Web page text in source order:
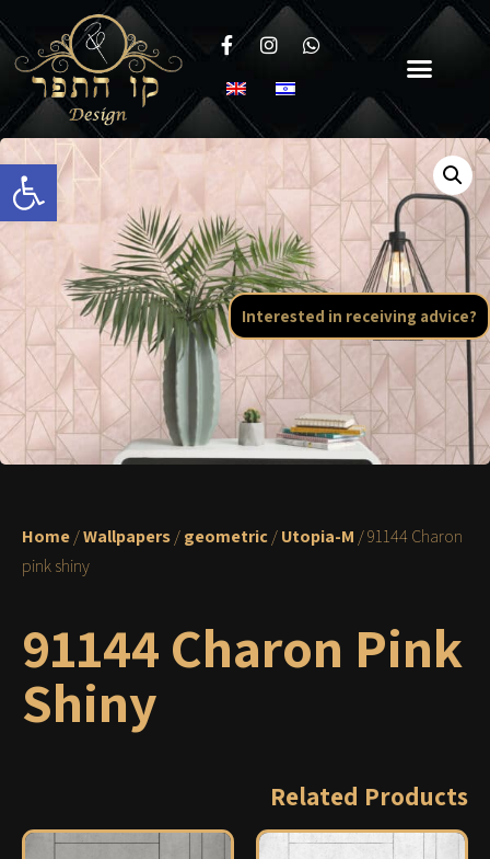
Open toolbar
Home/Wallpapers/geometric/Utopia-M / 91144 Charon
pink shiny
91144 Charon Pink
Shiny
Related Products
Interested in receiving advice?